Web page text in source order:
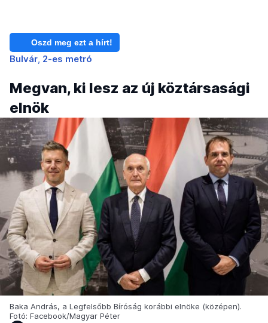
Oszd meg ezt a hírt!
Bulvár 2-es metró
Megvan, ki lesz az új köztársasági
elnök
Baka András, a Legfelsőbb Bíróság korábbi elnöke (középen).
Fotó: Facebook/Magyar Péter